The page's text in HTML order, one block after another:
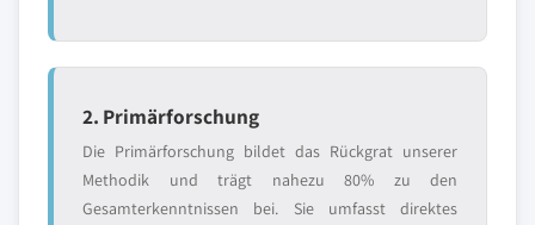
2. Primärforschung
Die Primärforschung bildet das Rückgrat unserer
Methodik und trägt nahezu 80% zu den
Gesamterkenntnissen bei. Sie umfasst direktes